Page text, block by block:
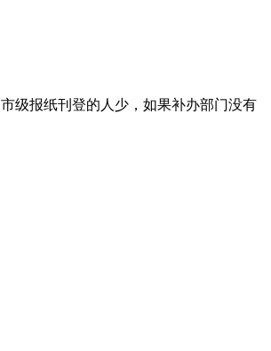
级报纸刊登的人少，如果补办部门没有